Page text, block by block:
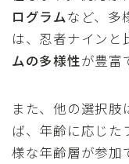
ログラムなど、多
は、忍者ナインと
ムの多様性が豊富
また、他の選択肢
ば、年齢に応じ
様な年齢層が参加